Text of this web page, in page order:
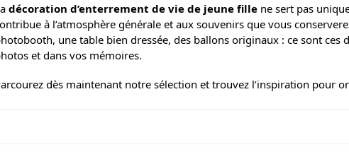
décoration d’enterrement de vie de jeune fillene sert pas
à l’atmosphère générale et aux souvenirs que vous
une table bien dressée, des ballons originaux : ce sont ces
et dans vos mémoires.
dès maintenant notre sélection et trouvez l’inspiration pour